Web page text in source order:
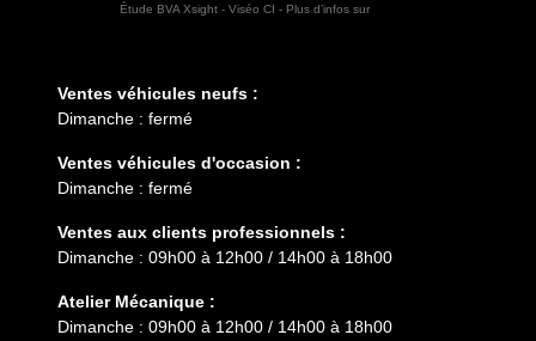
Étude BVA Xsight - Viséo CI - Plus d’infos sur
Ventes véhicules neufs :
Dimanche : fermé
Ventes véhicules d'occasion :
Dimanche : fermé
Ventes aux clients professionnels :
Dimanche : 09h00 à 12h00 / 14h00 à 18h00
Atelier Mécanique :
Dimanche : 09h00 à 12h00 / 14h00 à 18h00